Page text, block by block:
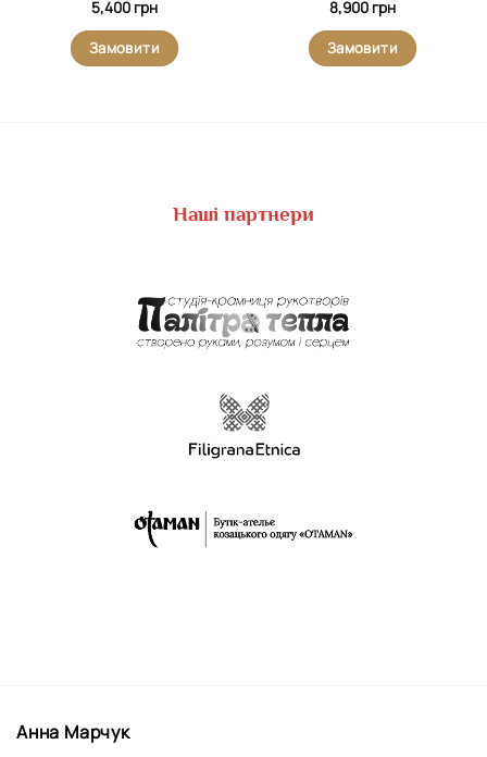
5,400 грн
Замовити
8,900 грн
Замовити
Наші партнери
Анна Марчук